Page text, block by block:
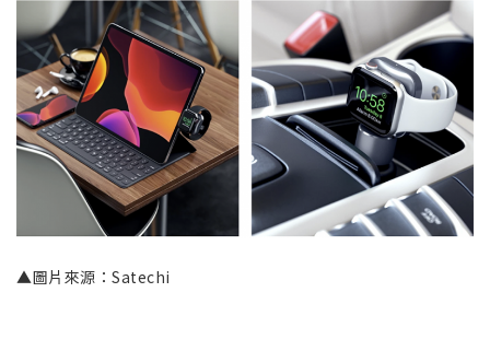
▲圖片來源：Satechi